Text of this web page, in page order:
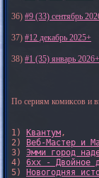
36) #9 (33) сентябрь
37) #12 декабрь 2025+
38) #1 (35) январь 2026+
По сериям комиксов и
1) Квантум,
2)
Веб-Мастер и
3) Эмми город
4) 6xx - Двойное
5)
Новогодняя